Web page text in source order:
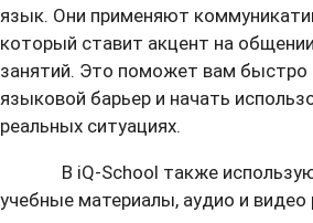
язык. Они применяют
который ставит акцент на
занятий. Это поможет вам быстро
языковой барьер и начать
реальных ситуациях.
В iQ-School также
учебные материалы, аудио и видео